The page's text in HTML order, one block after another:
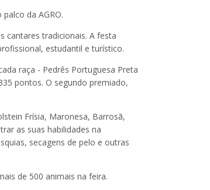
da AGRO.
cantares tradicionais. A festa
estudantil e turístico.
raça - Pedrês Portuguesa Preta
pontos. O segundo premiado,
Frísia, Maronesa, Barrosã,
as suas habilidades na
secagens de pelo e outras
de 500 animais na feira.